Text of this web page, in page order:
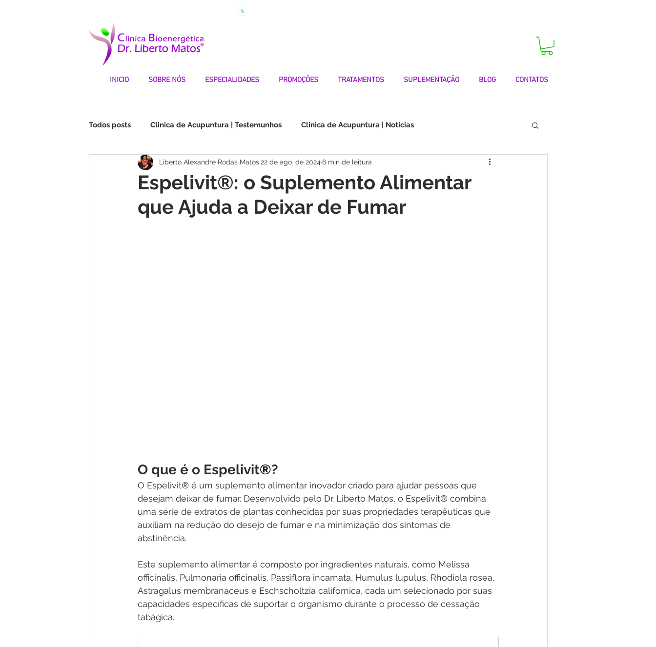
INICIO SOBRE NÓS ESPECIALIDADES PROMOÇÕES TRATAMENTOS SUPLEMENTAÇÃO BLOG CONTATOS
Todos posts Clinica de Acupuntura | Testemunhos Clinica de Acupuntura | Notícias
Fibromialgia | Testemunhos Choque na Orelha | Testemunhos Doenças Autoimunes | Testemunhos
STOP DEPRESSÃO | Testemunhos Medicina Quântica | Testemunhos
Espelivit®: o Suplemento Alimentar
que Ajuda a Deixar de Fumar
Liberto Alexandre Rodas Matos22 de ago. de 2024 6 min de leitura
O que é o Espelivit®?
O Espelivit® é um suplemento alimentar inovador criado para ajudar pessoas que
desejam deixar de fumar. Desenvolvido pelo Dr. Liberto Matos, o Espelivit® combina
uma série de extratos de plantas conhecidas por suas propriedades terapêuticas que
auxiliam na redução do desejo de fumar e na minimização dos sintomas de
abstinência.
Este suplemento alimentar é composto por ingredientes naturais, como Melissa
officinalis, Pulmonaria officinalis, Passiflora incarnata, Humulus lupulus, Rhodiola rosea,
Astragalus membranaceus e Eschscholtzia californica, cada um selecionado por suas
capacidades específicas de suportar o organismo durante o processo de cessação
tabágica.